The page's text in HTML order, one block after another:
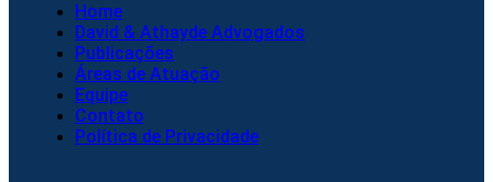
Home
David & Athayde Advogados
Publicações
Áreas de Atuação
Equipe
Contato
Política de Privacidade